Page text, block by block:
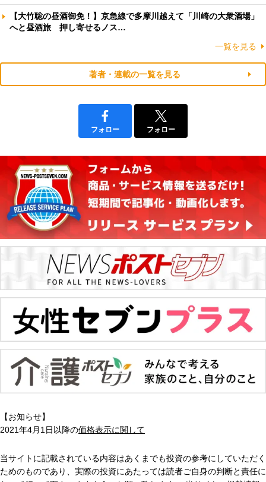
【大竹聡の昼酒御免！】京急線で多摩川越えて「川崎の大衆酒場」
へと昼酒旅 押し寄せるノス…
一覧を見る
著者・連載の一覧を見る
フォロー フォロー
【お知らせ】
2021年4月1日以降の価格表示に関して
当サイトに記載されている内容はあくまでも投資の参考にしていただく
ためのものであり、実際の投資にあたっては読者ご自身の判断と責任に